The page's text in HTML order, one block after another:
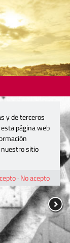
y de terceros
página web
sitio
· No acepto